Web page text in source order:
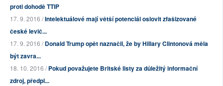
proti dohodě TTIP
17. 9. 2016 /Intelektuálové mají větší potenciál oslovit zfašizované
české levič...
17. 9. 2016 /Donald Trump opět naznačil, že by Hillary Clintonová měla
být zavra...
18. 10. 2016 /Pokud považujete Britské listy za důležitý informační
zdroj, předpl...